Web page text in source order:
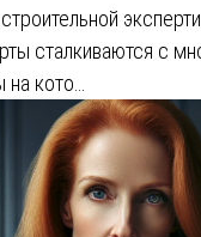
сталкиваются с
на кото…